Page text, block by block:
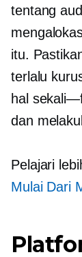
tentang
itu.
terlalu
hal
dan
Pelajari
Mulai Dari